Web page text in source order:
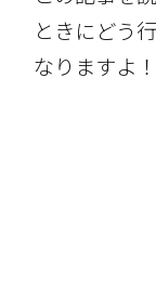
ときにどう
なりますよ！